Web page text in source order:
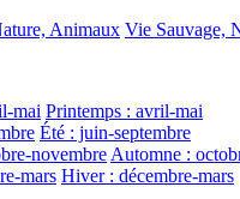
Animaux Vie Sauvage,
mai Printemps : avril-mai
Été : juin-septembre
novembre Automne :
mars Hiver : décembre-mars